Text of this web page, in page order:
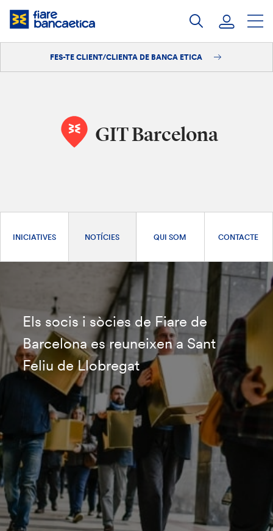
Salta
Iniciar sessióFES-TE CLIENT/CLIENTA DE BANCA ETICA
GIT Barcelona
INICIATIVES NOTÍCIES QUI SOM CONTACTE
Els socis i sòcies de Fiare de
Barcelona es reuneixen a Sant
Feliu de Llobregat